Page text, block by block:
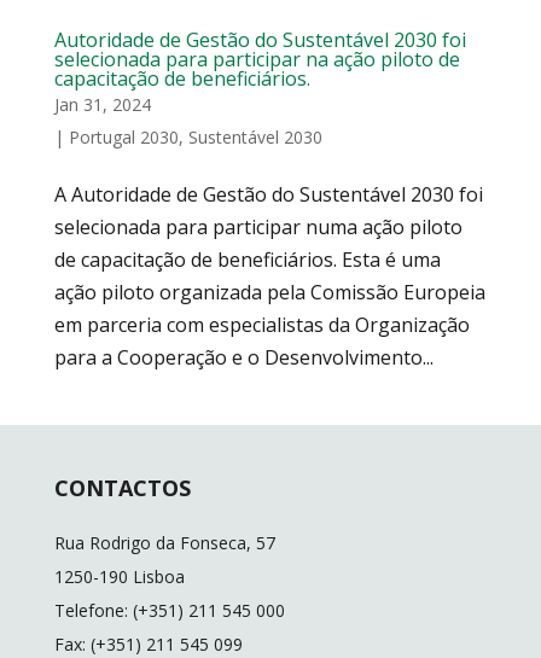
Autoridade de Gestão do Sustentável 2030 foi
selecionada para participar na ação piloto de
capacitação de beneficiários.
Jan 31, 2024
| Portugal 2030, Sustentável 2030
A Autoridade de Gestão do Sustentável 2030 foi
selecionada para participar numa ação piloto
de capacitação de beneficiários. Esta é uma
ação piloto organizada pela Comissão Europeia
em parceria com especialistas da Organização
para a Cooperação e o Desenvolvimento...
CONTACTOS
Rua Rodrigo da Fonseca, 57
1250-190 Lisboa
Telefone: (+351) 211 545 000
Fax: (+351) 211 545 099